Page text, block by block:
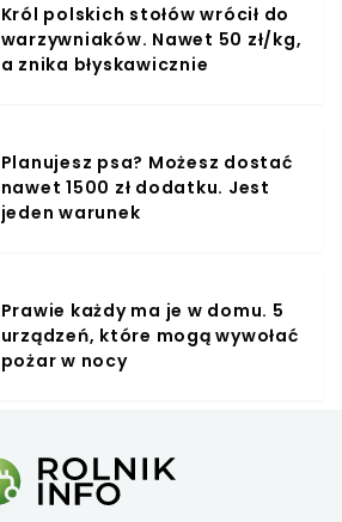
Król polskich stołów wrócił do
warzywniaków. Nawet 50 zł/kg,
a znika błyskawicznie
Planujesz psa? Możesz dostać
nawet 1500 zł dodatku. Jest
jeden warunek
Prawie każdy ma je w domu. 5
urządzeń, które mogą wywołać
pożar w nocy